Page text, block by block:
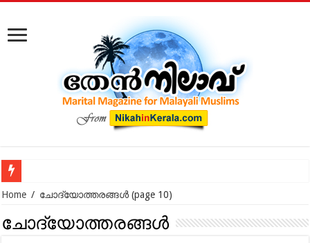
Home / ചോദ്യോത്തരങ്ങൾ (page 10)
ചോദ്യോത്തരങ്ങൾ